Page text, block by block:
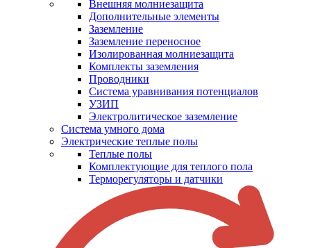
Внешняя молниезащита
Дополнительные элементы
Заземление
Заземление переносное
Изолированная молниезащита
Комплекты заземления
Проводники
Система уравнивания потенциалов
УЗИП
Электролитическое заземление
Система умного дома
Электрические теплые полы
Теплые полы
Комплектующие для теплого пола
Терморегуляторы и датчики